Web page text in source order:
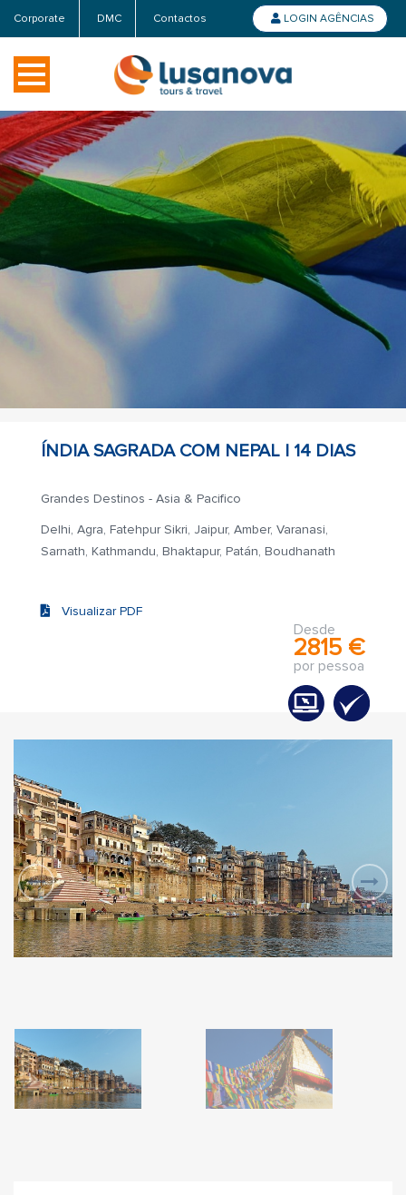
Corporate DMC Contactos LOGIN AGÊNCIAS
ÍNDIA SAGRADA COM NEPAL | 14 DIAS
Grandes Destinos - Asia & Pacifico
Delhi, Agra, Fatehpur Sikri, Jaipur, Amber, Varanasi,
Sarnath, Kathmandu, Bhaktapur, Patán, Boudhanath
Visualizar PDF
Desde
2815 €
por pessoa